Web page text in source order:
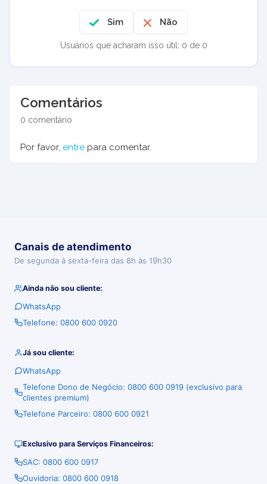
Sim Não
Usuários que acharam isso útil: 0 de 0
Comentários
0 comentário
Por favor, entre para comentar.
Canais de atendimento
De segunda à sexta-feira das 8h às 19h30
Ainda não sou cliente:
WhatsApp
Telefone: 0800 600 0920
Já sou cliente:
WhatsApp
Telefone Dono de Negócio: 0800 600 0919 (exclusivo para
clientes premium)
Telefone Parceiro: 0800 600 0921
Exclusivo para Serviços Financeiros:
SAC: 0800 600 0917
Ouvidoria: 0800 600 0918